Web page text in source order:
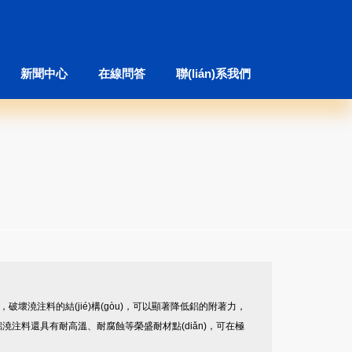
新聞中心 在線問答 聯(lián)系我們
壞澆注料的結(jié)構(gòu)，可以顯著降低鋁的附著力，
料還具有耐高溫、耐腐蝕等榮盛耐材點(diǎn)，可在極